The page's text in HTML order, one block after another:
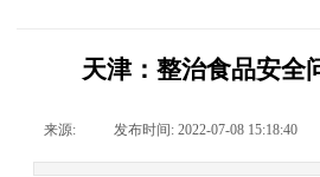
天津：整治食品安全
来源: 发布时间: 2022-07-08 15:18:40